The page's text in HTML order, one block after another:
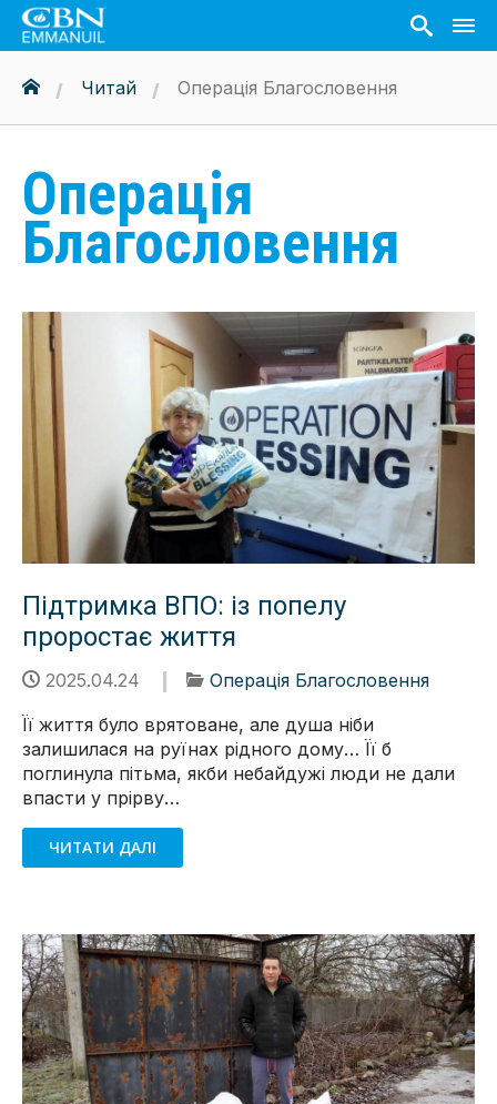
Читай Операція Благословення
Операція
Благословення
Підтримка ВПО: із попелу
проростає життя
2025.04.24
Операція Благословення
Її життя було врятоване, але душа ніби
залишилася на руїнах рідного дому… Її б
поглинула пітьма, якби небайдужі люди не дали
впасти у прірву…
ЧИТАТИ ДАЛІ